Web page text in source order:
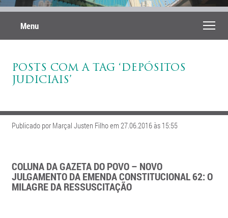
Menu
POSTS COM A TAG ‘DEPÓSITOS
JUDICIAIS’
Publicado por Marçal Justen Filho em 27.06.2016 às 15:55
COLUNA DA GAZETA DO POVO – NOVO
JULGAMENTO DA EMENDA CONSTITUCIONAL 62: O
MILAGRE DA RESSUSCITAÇÃO